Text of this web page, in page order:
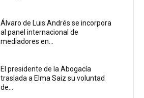
Álvaro de Luis Andrés se incorpora
al panel internacional de
mediadores en...
El presidente de la Abogacía
traslada a Elma Saiz su voluntad
de...